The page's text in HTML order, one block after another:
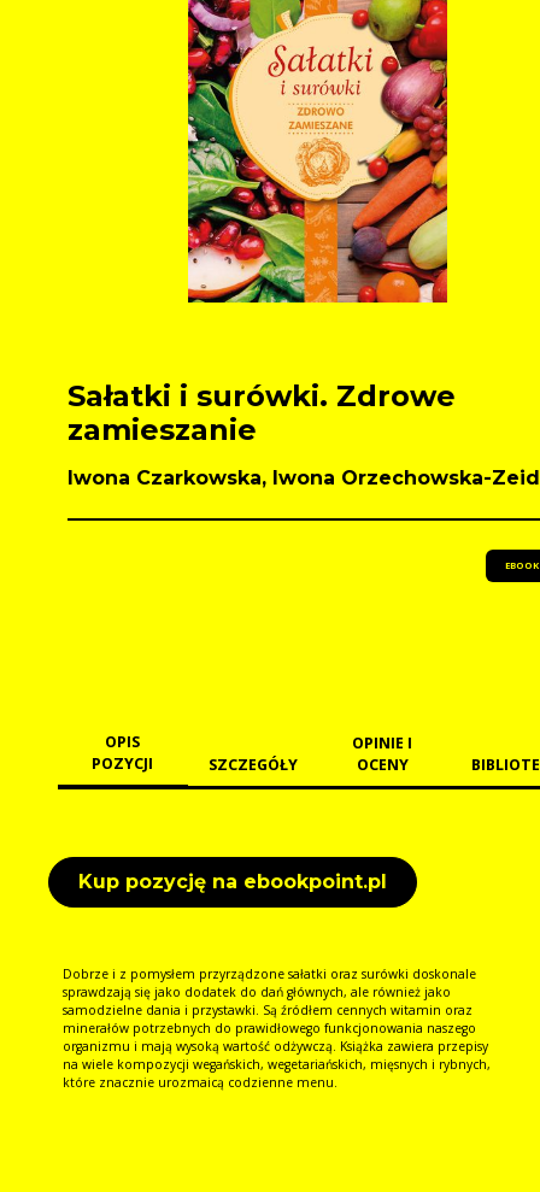
Sałatki i surówki. Zdrowe
zamieszanie
Iwona Czarkowska, Iwona Orzechowska-
EBOOK
OPIS
POZYCJI
SZCZEGÓŁY
OPINIE I
OCENY
Kup pozycję na ebookpoint.pl
Dobrze i z pomysłem przyrządzone sałatki oraz surówki doskonale
sprawdzają się jako dodatek do dań głównych, ale również jako
samodzielne dania i przystawki. Są źródłem cennych witamin oraz
minerałów potrzebnych do prawidłowego funkcjonowania naszego
organizmu i mają wysoką wartość odżywczą. Książka zawiera przepisy
na wiele kompozycji wegańskich, wegetariańskich, mięsnych i rybnych,
które znacznie urozmaicą codzienne menu.